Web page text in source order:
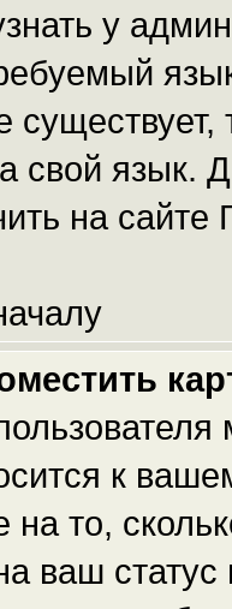
у
свой язык.
на сайте
к
то,
ваш